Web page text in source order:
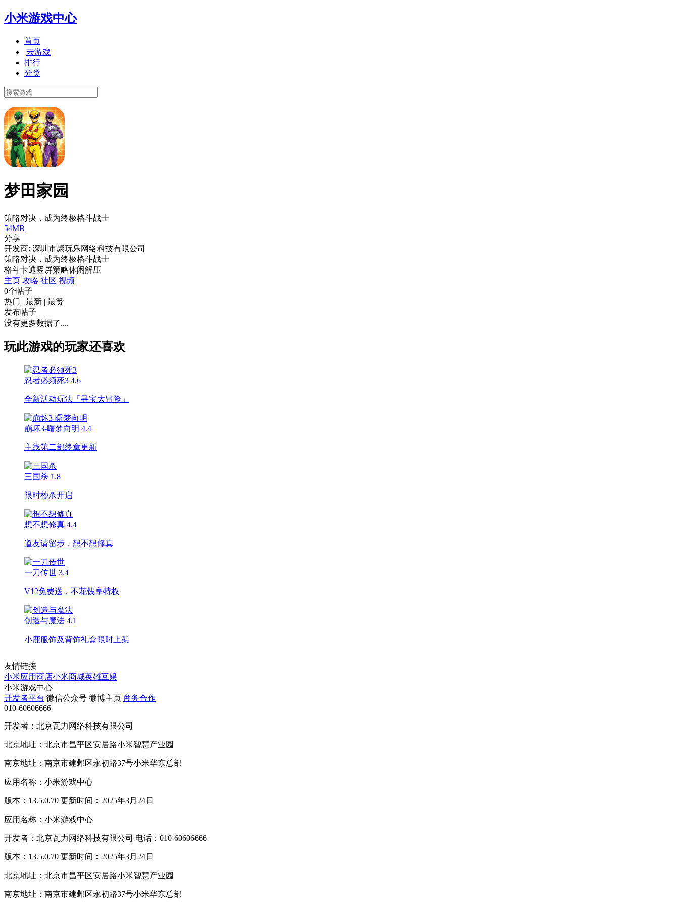
小米游戏中心
首页
云游戏
排行
分类
梦田家园
策略对决，成为终极格斗战士
54MB
分享
开发商: 深圳市聚玩乐网络科技有限公司
策略对决，成为终极格斗战士
格斗卡通竖屏策略休闲解压
主页 攻略 社区 视频
0个帖子
热门 | 最新 | 最赞
发布帖子
没有更多数据了....
玩此游戏的玩家还喜欢
忍者必须死3 4.6
全新活动玩法「寻宝大冒险」
崩坏3-曙梦向明 4.4
主线第二部终章更新
三国杀 1.8
限时秒杀开启
想不想修真 4.4
道友请留步，想不想修真
一刀传世 3.4
V12免费送，不花钱享特权
创造与魔法 4.1
小鹿服饰及背饰礼盒限时上架
友情链接
小米应用商店小米商城英雄互娱
小米游戏中心
开发者平台 微信公众号 微博主页 商务合作
010-60606666
开发者：北京瓦力网络科技有限公司
北京地址：北京市昌平区安居路小米智慧产业园
南京地址：南京市建邺区永初路37号小米华东总部
应用名称：小米游戏中心
版本：13.5.0.70 更新时间：2025年3月24日
应用名称：小米游戏中心
开发者：北京瓦力网络科技有限公司 电话：010-60606666
版本：13.5.0.70 更新时间：2025年3月24日
北京地址：北京市昌平区安居路小米智慧产业园
南京地址：南京市建邺区永初路37号小米华东总部